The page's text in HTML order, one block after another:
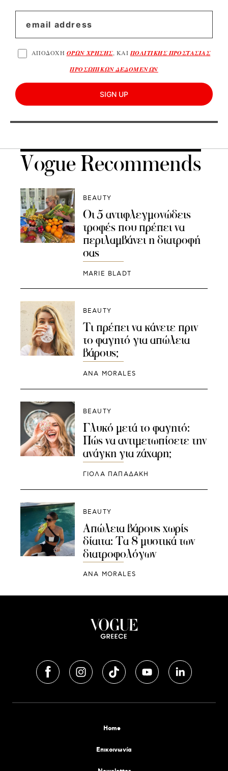
ΑΠΟΔΟΧΗ ΟΡΩΝ ΧΡΗΣΗΣ, ΚΑΙ ΠΟΛΙΤΙΚΗΣ ΠΡΟΣΤΑΣΙΑΣ
ΠΡΟΣΩΠΙΚΩΝ ΔΕΔΟΜΕΝΩΝ
SIGN UP
Vogue Recommends
BEAUTY
Οι 5 αντιφλεγμονώδεις
τροφές που πρέπει να
περιλαμβάνει η διατροφή
σας
MARIE BLADT
BEAUTY
Τι πρέπει να κάνετε πριν
το φαγητό για απώλεια
βάρους;
ANA MORALES
BEAUTY
Γλυκό μετά το φαγητό:
Πώς να αντιμετωπίσετε την
ανάγκη για ζάχαρη;
ΓΙΌΛΑ ΠΑΠΑΔΆΚΗ
BEAUTY
Απώλεια βάρους χωρίς
δίαιτα: Τα 8 μυστικά των
διατροφολόγων
ANA MORALES
Home
Επικοινωνία